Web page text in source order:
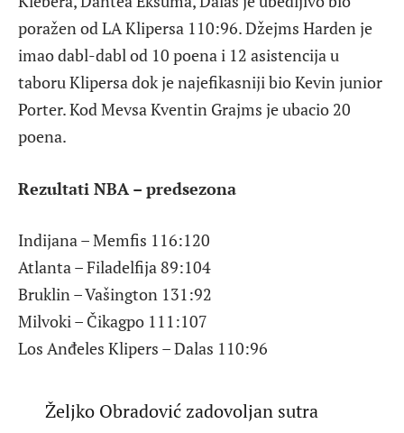
poražen od LA Klipersa 110:96. Džejms Harden je
imao dabl-dabl od 10 poena i 12 asistencija u
taboru Klipersa dok je najefikasniji bio Kevin junior
Porter. Kod Mevsa Kventin Grajms je ubacio 20
poena.
Rezultati NBA – predsezona
Indijana – Memfis 116:120
Atlanta – Filadelfija 89:104
Bruklin – Vašington 131:92
Milvoki – Čikagpo 111:107
Los Anđeles Klipers – Dalas 110:96
Željko Obradović zadovoljan sutra